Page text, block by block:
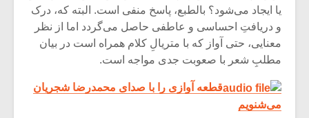
یا ایجاد می‌شود؟ بالطبع، پاسخ منفی است. البته که، درک
و دریافتِ احساسی و عاطفی حاصل می‌گردد اما از نظر
معنایی، حتی آواز که با متریالِ کلام همراه است در بیان
مطلبِ شعر با صعوبت جدی مواجه است.
قطعه آوازی را با صدای محمدرضا شجریان
می‌شنویم